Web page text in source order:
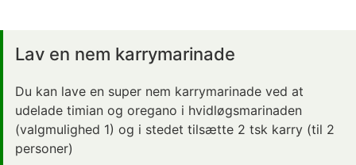
Lav en nem karrymarinade
Du kan lave en super nem karrymarinade ved at
udelade timian og oregano i hvidløgsmarinaden
(valgmulighed 1) og i stedet tilsætte 2 tsk karry (til 2
personer)